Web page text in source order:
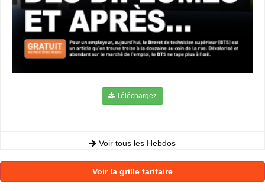
Téléchargez
Voir tous les Hebdos
Voir la grille tarifaire